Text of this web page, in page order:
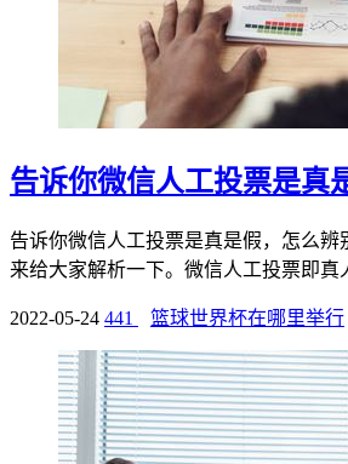
告诉你微信人工投票是真
告诉你微信人工投票是真是假，怎么
来给大家解析一下。微信人工投票即
2022-05-24 441 篮球世界杯在哪里举行